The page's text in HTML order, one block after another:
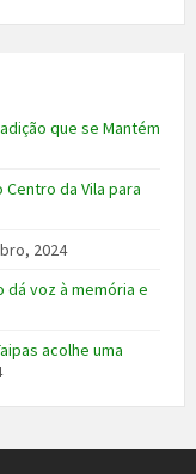
que se Mantém
da Vila para
2024
dá voz à memória e
acolhe uma